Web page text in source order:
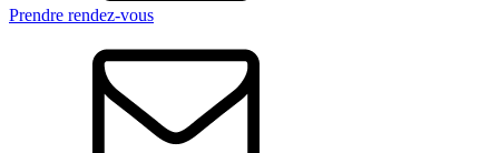
Prendre rendez-vous